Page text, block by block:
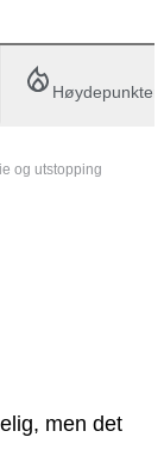
Høydepunkter
og utstopping
men det